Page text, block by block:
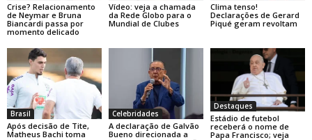
Crise? Relacionamento
de Neymar e Bruna
Biancardi passa por
momento delicado
Vídeo: veja a chamada
da Rede Globo para o
Mundial de Clubes
Clima tenso!
Declarações de Gerard
Piqué geram revoltam
Brasil
Após decisão de Tite,
Matheus Bachi toma
Celebridades
A declaração de Galvão
Bueno direcionada a
Destaques
Estádio de futebol
receberá o nome de
Papa Francisco; veja